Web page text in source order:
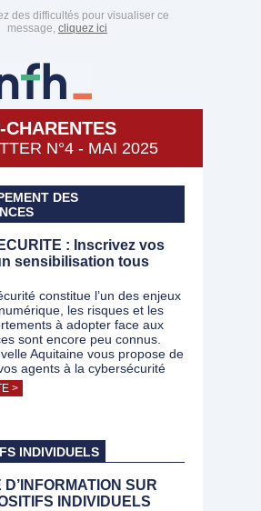
des difficultés pour visualiser ce
message, cliquez ici
CHARENTES
N°4 - MAI 2025
DES
: Inscrivez vos
sensibilisation tous
constitue l’un des enjeux
les risques et les
à adopter face aux
sont encore peu connus.
Aquitaine vous propose de
agents à la cybersécurité
>
INDIVIDUELS
SUR
INDIVIDUELS